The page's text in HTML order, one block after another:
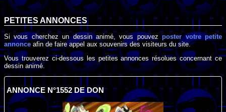
PETITES ANNONCES
Si vous cherchez un dessin animé, vous pouvezposter votre petite
annonce afin de faire appel aux souvenirs des visiteurs du site.
Vous trouverez ci-dessous les petites annonces résolues concernant ce
dessin animé.
ANNONCE N°1552 DE DON